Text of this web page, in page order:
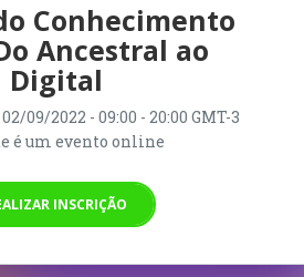
Conhecimento
Ancestral ao
Digital
02/09/2022 - 09:00 - 20:00 GMT-3
é um evento online
INSCRIÇÃO